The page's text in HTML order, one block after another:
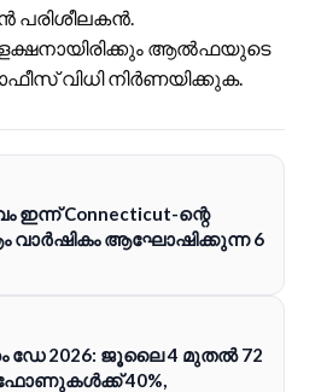
പരിശീലകൻ.
ആൽഫയുടെ
വിധി നിർണയിക്കുക.
ഇന്ന് Connecticut-ന്റെ
വാർഷികം ആഘോഷിക്കുന്ന 6
2026: ജൂലൈ 4 മുതൽ 72
40%,